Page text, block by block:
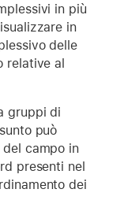
in più
in
delle
relative al
gruppi di
può
campo in
presenti nel
dei